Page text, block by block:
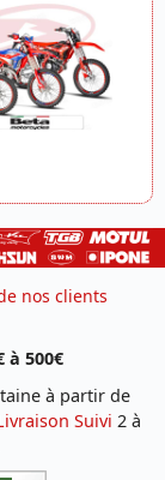
nos clients
à 500€
à partir de
Suivi 2 à